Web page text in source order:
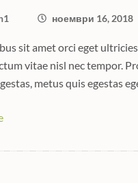
ноември 16, 2018
sit amet orci eget
vitae nisl nec tempor.
metus quis egestas